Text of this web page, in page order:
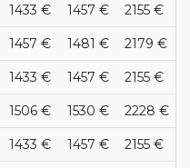
1433 € 1457 € 2155 €
1457 € 1481 € 2179 €
1433 € 1457 € 2155 €
1506 € 1530 € 2228 €
1433 € 1457 € 2155 €